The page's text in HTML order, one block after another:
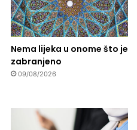
Nema lijeka u onome što je
zabranjeno
09/08/2026